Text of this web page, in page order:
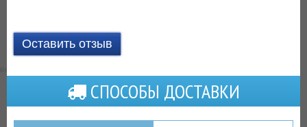
Оставить отзыв
СПОСОБЫ ДОСТАВКИ